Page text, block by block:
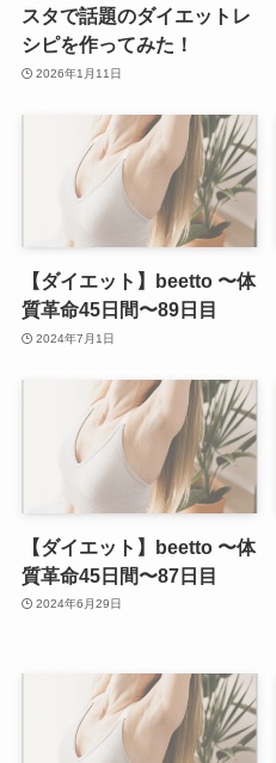
スタで話題のダイエットレ
シピを作ってみた！
2026年1月11日
【ダイエット】beetto 〜体
質革命45日間〜89日目
2024年7月1日
【ダイエット】beetto 〜体
質革命45日間〜87日目
2024年6月29日